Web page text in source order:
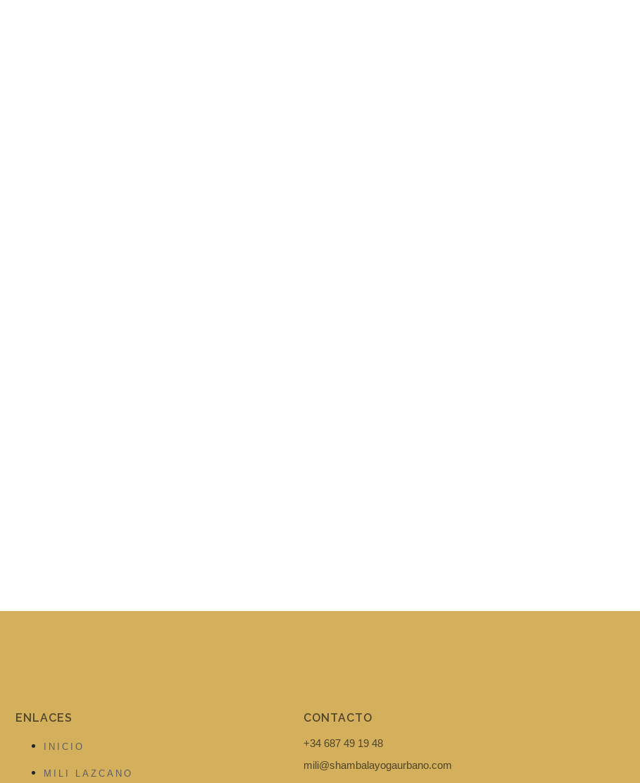
ENLACES
INICIO
MILI LAZCANO
CONTACTO
+34 687 49 19 48
mili@shambalayogaurbano.com